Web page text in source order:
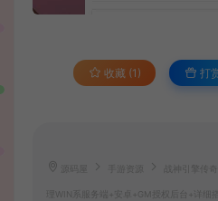
收藏 (1) 打
手游资源 战神引擎传
理WIN系服务端+安卓+GM授权后台+详细